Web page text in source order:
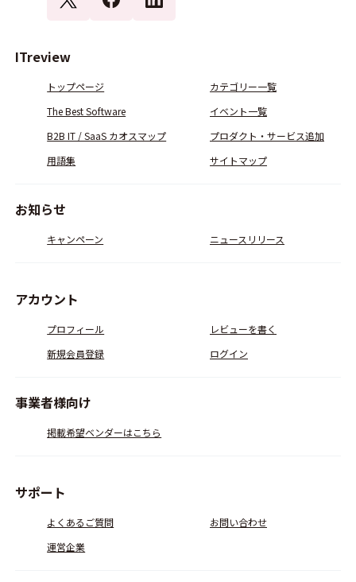
ITreview
トップページ
カテゴリー一覧
The Best Software
イベント一覧
B2B IT / SaaS カオスマップ
プロダクト・サービス追加
用語集
サイトマップ
お知らせ
キャンペーン ニュースリリース
アカウント
プロフィール
レビューを書く
新規会員登録
ログイン
事業者様向け
掲載希望ベンダーはこちら
サポート
よくあるご質問
お問い合わせ
運営企業